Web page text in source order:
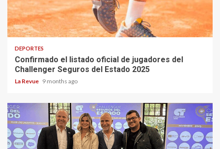
DEPORTES
Confirmado el listado oficial de jugadores del
Challenger Seguros del Estado 2025
La Revue 9 months ago